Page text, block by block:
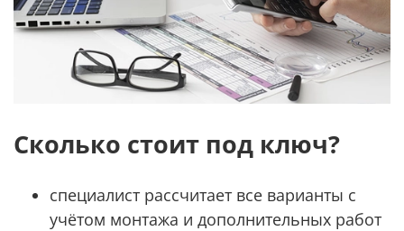
Сколько стоит под ключ?
специалист рассчитает все варианты с
учётом монтажа и дополнительных работ